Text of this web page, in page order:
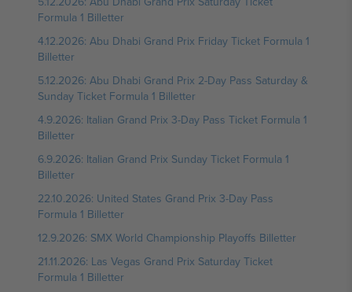
Formula 1 Billetter
4.12.2026: Abu Dhabi Grand Prix Friday Ticket Formula 1
Billetter
5.12.2026: Abu Dhabi Grand Prix 2-Day Pass Saturday &
Sunday Ticket Formula 1 Billetter
4.9.2026: Italian Grand Prix 3-Day Pass Ticket Formula 1
Billetter
6.9.2026: Italian Grand Prix Sunday Ticket Formula 1
Billetter
22.10.2026: United States Grand Prix 3-Day Pass
Formula 1 Billetter
12.9.2026: SMX World Championship Playoffs Billetter
21.11.2026: Las Vegas Grand Prix Saturday Ticket
Formula 1 Billetter